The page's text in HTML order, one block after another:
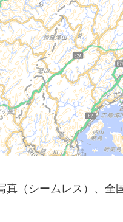
真（シームレス）、全